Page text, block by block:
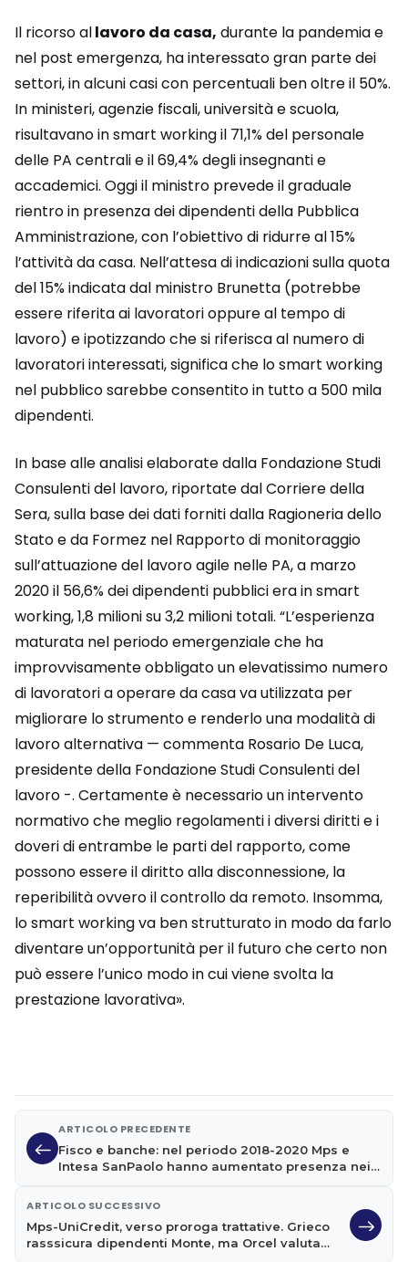
Il ricorso allavoro da casa, durante la pandemia e
nel post emergenza, ha interessato gran parte dei
settori, in alcuni casi con percentuali ben oltre il 50%.
In ministeri, agenzie fiscali, università e scuola,
risultavano in smart working il 71,1% del personale
delle PA centrali e il 69,4% degli insegnanti e
accademici. Oggi il ministro prevede il graduale
rientro in presenza dei dipendenti della Pubblica
Amministrazione, con l’obiettivo di ridurre al 15%
l’attività da casa. Nell’attesa di indicazioni sulla quota
del 15% indicata dal ministro Brunetta (potrebbe
essere riferita ai lavoratori oppure al tempo di
lavoro) e ipotizzando che si riferisca al numero di
lavoratori interessati, significa che lo smart working
nel pubblico sarebbe consentito in tutto a 500 mila
dipendenti.
In base alle analisi elaborate dalla Fondazione Studi
Consulenti del lavoro, riportate dal Corriere della
Sera, sulla base dei dati forniti dalla Ragioneria dello
Stato e da Formez nel Rapporto di monitoraggio
sull’attuazione del lavoro agile nelle PA, a marzo
2020 il 56,6% dei dipendenti pubblici era in smart
working, 1,8 milioni su 3,2 milioni totali. “L’esperienza
maturata nel periodo emergenziale che ha
improvvisamente obbligato un elevatissimo numero
di lavoratori a operare da casa va utilizzata per
migliorare lo strumento e renderlo una modalità di
lavoro alternativa — commenta Rosario De Luca,
presidente della Fondazione Studi Consulenti del
lavoro -. Certamente è necessario un intervento
normativo che meglio regolamenti i diversi diritti e i
doveri di entrambe le parti del rapporto, come
possono essere il diritto alla disconnessione, la
reperibilità ovvero il controllo da remoto. Insomma,
lo smart working va ben strutturato in modo da farlo
diventare un’opportunità per il futuro che certo non
può essere l’unico modo in cui viene svolta la
prestazione lavorativa».
ARTICOLO PRECEDENTE
Fisco e banche: nel periodo 2018-2020 Mps e
Intesa SanPaolo hanno aumentato presenza nei
ARTICOLO SUCCESSIVO
Mps-UniCredit, verso proroga trattative. Grieco
rasssicura dipendenti Monte, ma Orcel valuta